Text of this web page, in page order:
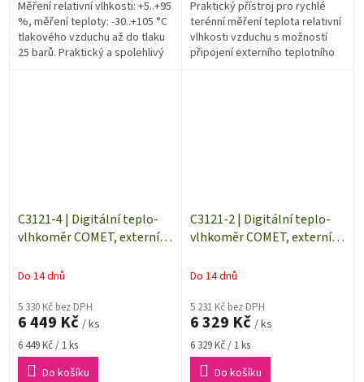
Měření relativní vlhkosti: +5..+95
%, měření teploty: -30..+105 °C
tlakového vzduchu až do tlaku
25 barů. Praktický a spolehlivý
Praktický přístroj pro rychlé
terénní měření teplota relativní
vlhkosti vzduchu s možností
připojení externího teplotního
C3121-4 | Digitální teplo-
vlhkoměr COMET, externí
Do 14 dnů
5 330 Kč bez DPH
6 449 Kč / ks
Měrná
cena:
6 449 Kč / 1 ks
Do košíku
C3121-2 | Digitální teplo-
vlhkoměr COMET, externí
Do 14 dnů
5 231 Kč bez DPH
6 329 Kč / ks
Měrná
cena:
6 329 Kč / 1 ks
Do košíku